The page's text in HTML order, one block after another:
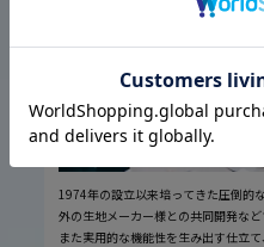
1974年の設立以来培ってきた圧倒的
外の生地メーカー様との共同開発な
また実用的な機能性を生み出す仕立